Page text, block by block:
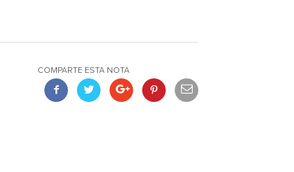
COMPARTE ESTA NOTA